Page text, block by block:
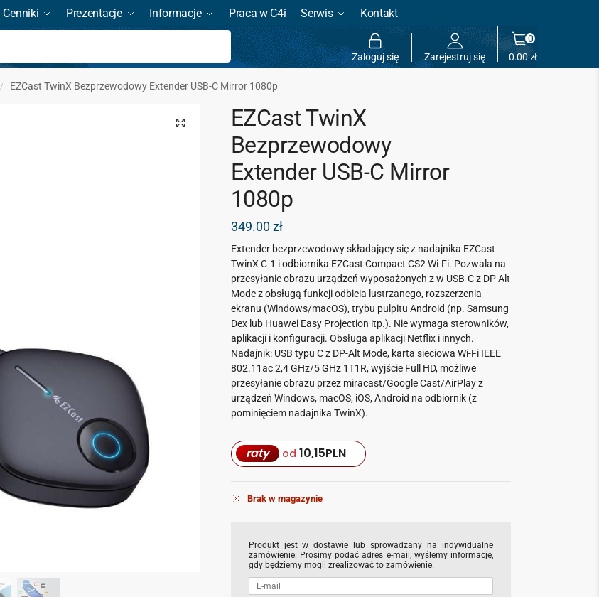
Cenniki Prezentacje Informacje Praca w C4i Serwis Kontakt
Szukaj
Zaloguj się Zarejestruj się 0.00zł
0
/ EZCast TwinX Bezprzewodowy Extender USB-C Mirror 1080p
EZCast TwinX
Bezprzewodowy
Extender USB-C Mirror
1080p
349.00zł
Extender bezprzewodowy składający się znadajnika EZCast
TwinX C-1 i odbiornika EZCast Compact CS2 Wi-Fi. Pozwala na
przesyłanie obrazu urządzeń wyposażonych z w USB-C z DP Alt
Mode z obsługą funkcji odbicia lustrzanego, rozszerzenia
ekranu (Windows/macOS), trybu pulpitu Android (np. Samsung
Dex lub Huawei Easy Projection itp.). Nie wymaga sterowników,
aplikacji i konfiguracji. Obsługa aplikacji Netflix i innych.
Nadajnik: USB typu C z DP-Alt Mode, karta sieciowa Wi-Fi IEEE
802.11ac 2,4 GHz/5 GHz 1T1R, wyjście Full HD, możliwe
przesyłanie obrazu przez miracast/Google Cast/AirPlay z
urządzeń Windows, macOS, iOS, Android na odbiornik (z
pominięciem nadajnika TwinX).
raty od 10,15PLN
Brak w magazynie
Produkt jest w dostawie lub sprowadzany na indywidualne
zamówienie. Prosimy podać adres e-mail, wyślemy informację,
gdy będziemy mogli zrealizować to zamówienie.